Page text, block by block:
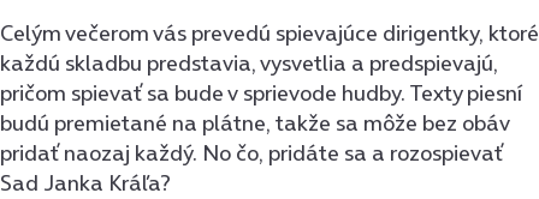
Celým večerom vás prevedú spievajúce dirigentky, ktoré
každú skladbu predstavia, vysvetlia a predspievajú,
pričom spievať sa bude v sprievode hudby. Texty piesní
budú premietané na plátne, takže sa môže bez obáv
pridať naozaj každý. No čo, pridáte sa a rozospievať
Sad Janka Kráľa?